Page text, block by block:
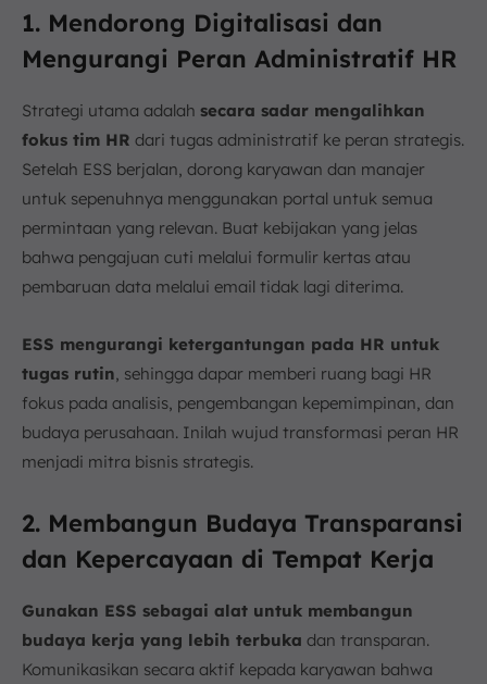
1. Mendorong Digitalisasi dan
Mengurangi Peran Administratif HR
Strategi utama adalah secara sadar mengalihkan
fokus tim HR dari tugas administratif ke peran strategis.
Setelah ESS berjalan, dorong karyawan dan manajer
untuk sepenuhnya menggunakan portal untuk semua
permintaan yang relevan. Buat kebijakan yang jelas
bahwa pengajuan cuti melalui formulir kertas atau
pembaruan data melalui email tidak lagi diterima.
ESS mengurangi ketergantungan pada HR untuk
tugas rutin, sehingga dapar memberi ruang bagi HR
fokus pada analisis, pengembangan kepemimpinan, dan
budaya perusahaan. Inilah wujud transformasi peran HR
menjadi mitra bisnis strategis.
2. Membangun Budaya Transparansi
dan Kepercayaan di Tempat Kerja
Gunakan ESS sebagai alat untuk membangun
budaya kerja yang lebih terbuka dan transparan.
Komunikasikan secara aktif kepada karyawan bahwa